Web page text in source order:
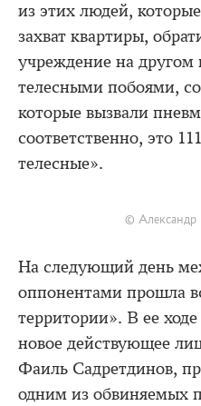
из этих людей,
захват квартиры,
учреждение на другом
телесными побоями,
которые вызвали
соответственно, это
телесные».
©
На следующий день
оппонентами прошла
территории». В ее
новое действующее
Фаиль Садретдинов,
одним из обвиняемых